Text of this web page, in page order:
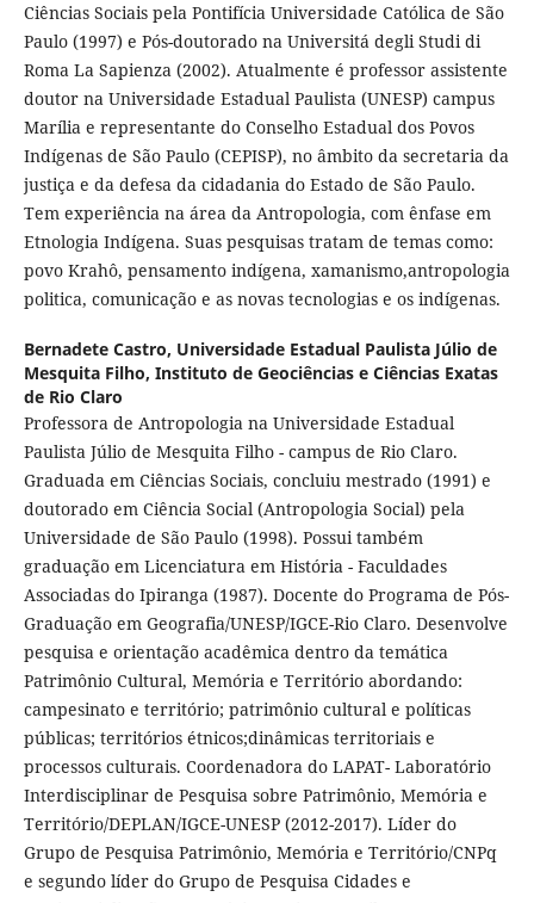
Ciências Sociais pela Pontifícia Universidade Católica de São
Paulo (1997) e Pós-doutorado na Universitá degli Studi di
Roma La Sapienza (2002). Atualmente é professor assistente
doutor na Universidade Estadual Paulista (UNESP) campus
Marília e representante do Conselho Estadual dos Povos
Indígenas de São Paulo (CEPISP), no âmbito da secretaria da
justiça e da defesa da cidadania do Estado de São Paulo.
Tem experiência na área da Antropologia, com ênfase em
Etnologia Indígena. Suas pesquisas tratam de temas como:
povo Krahô, pensamento indígena, xamanismo,antropologia
politica, comunicação e as novas tecnologias e os indígenas.
Bernadete Castro, Universidade Estadual Paulista Júlio de
Mesquita Filho, Instituto de Geociências e Ciências Exatas
de Rio Claro
Professora de Antropologia na Universidade Estadual
Paulista Júlio de Mesquita Filho - campus de Rio Claro.
Graduada em Ciências Sociais, concluiu mestrado (1991) e
doutorado em Ciência Social (Antropologia Social) pela
Universidade de São Paulo (1998). Possui também
graduação em Licenciatura em História - Faculdades
Associadas do Ipiranga (1987). Docente do Programa de Pós-
Graduação em Geografia/UNESP/IGCE-Rio Claro. Desenvolve
pesquisa e orientação acadêmica dentro da temática
Patrimônio Cultural, Memória e Território abordando:
campesinato e território; patrimônio cultural e políticas
públicas; territórios étnicos;dinâmicas territoriais e
processos culturais. Coordenadora do LAPAT- Laboratório
Interdisciplinar de Pesquisa sobre Patrimônio, Memória e
Território/DEPLAN/IGCE-UNESP (2012-2017). Líder do
Grupo de Pesquisa Patrimônio, Memória e Território/CNPq
e segundo líder do Grupo de Pesquisa Cidades e